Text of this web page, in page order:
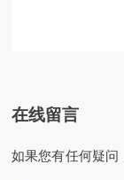
在线留言
如果您有任何疑问